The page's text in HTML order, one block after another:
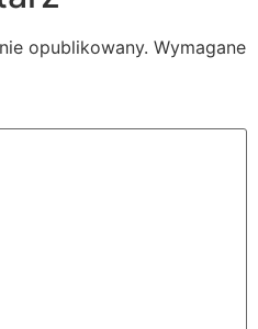
opublikowany. Wymagane